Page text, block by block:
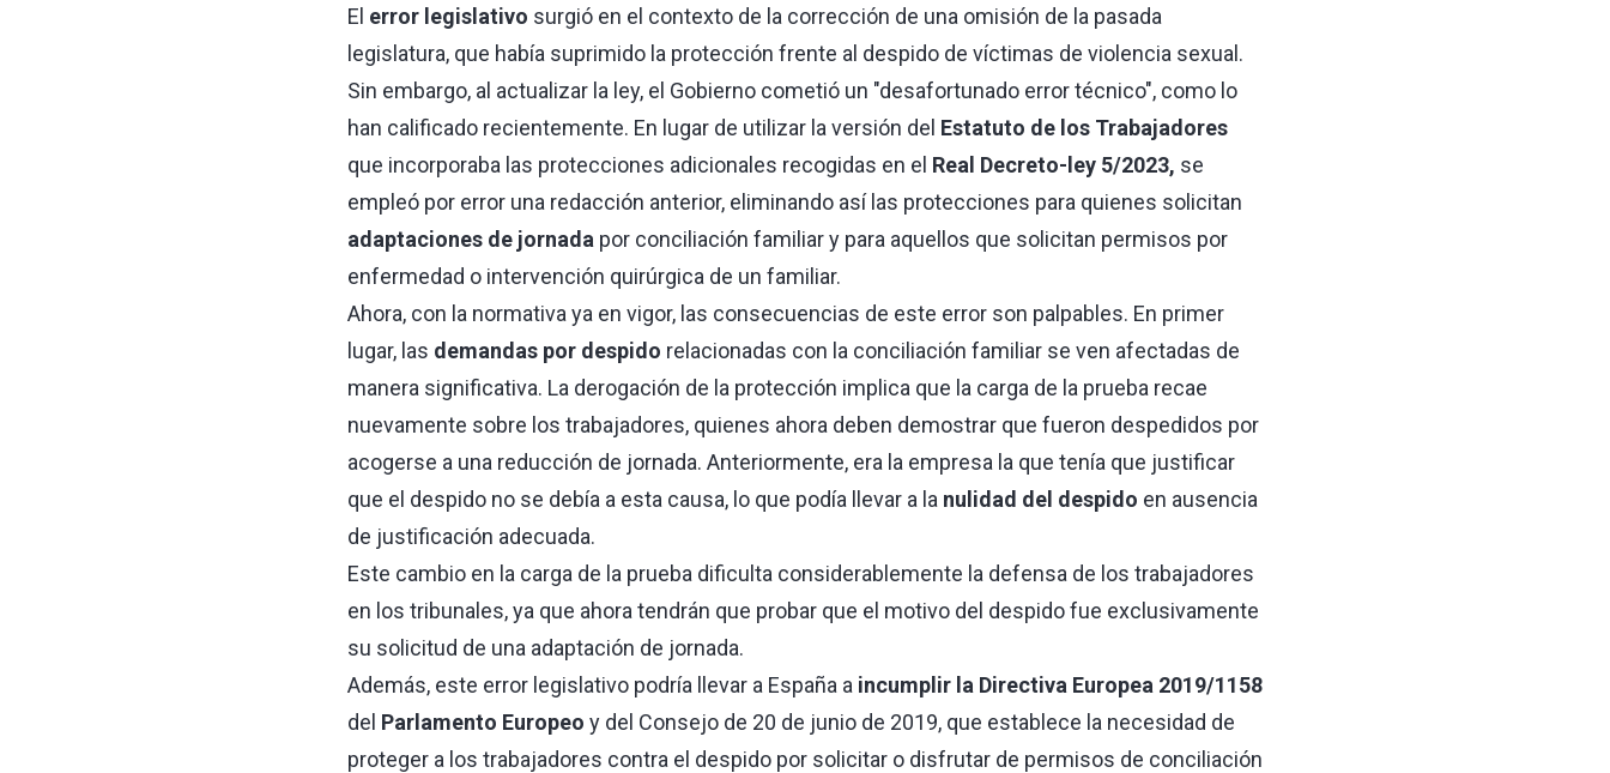
El error legislativo surgió en el contexto de la corrección de una omisión de la pasada
legislatura, que había suprimido la protección frente al despido de víctimas de violencia sexual.
Sin embargo, al actualizar la ley, el Gobierno cometió un "desafortunado error técnico", como lo
han calificado recientemente. En lugar de utilizar la versión del Estatuto de los Trabajadores
que incorporaba las protecciones adicionales recogidas en el Real Decreto-ley 5/2023, se
empleó por error una redacción anterior, eliminando así las protecciones para quienes solicitan
adaptaciones de jornada por conciliación familiar y para aquellos que solicitan permisos por
enfermedad o intervención quirúrgica de un familiar.
Ahora, con la normativa ya en vigor, las consecuencias de este error son palpables. En primer
lugar, las demandas por despido relacionadas con la conciliación familiar se ven afectadas de
manera significativa. La derogación de la protección implica que la carga de la prueba recae
nuevamente sobre los trabajadores, quienes ahora deben demostrar que fueron despedidos por
acogerse a una reducción de jornada. Anteriormente, era la empresa la que tenía que justificar
que el despido no se debía a esta causa, lo que podía llevar a la nulidad del despido en ausencia
de justificación adecuada.
Este cambio en la carga de la prueba dificulta considerablemente la defensa de los trabajadores
en los tribunales, ya que ahora tendrán que probar que el motivo del despido fue exclusivamente
su solicitud de una adaptación de jornada.
Además, este error legislativo podría llevar a España a incumplir la Directiva Europea 2019/1158
del Parlamento Europeo y del Consejo de 20 de junio de 2019, que establece la necesidad de
proteger a los trabajadores contra el despido por solicitar o disfrutar de permisos de conciliación